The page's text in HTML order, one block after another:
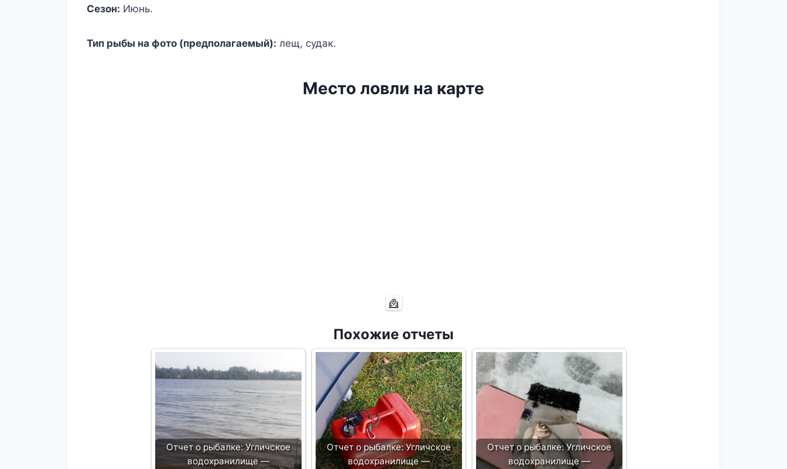
Сезон: Июнь.
Тип рыбы на фото (предполагаемый): лещ, судак.
Место ловли на карте
Похожие отчеты
Отчет о рыбалке: Угличское
водохранилище —
Отчет о рыбалке: Угличское
водохранилище —
Отчет о рыбалке: Угличское
водохранилище —